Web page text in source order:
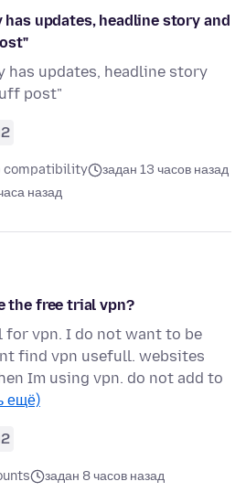
updates, headline story and
updates, headline story
post"
2
compatibility
задан 13 часов назад
назад
the free trial vpn?
for vpn. I do not want to be
find vpn usefull. websites
Im using vpn. do not add to
ещё)
2
задан 8 часов назад